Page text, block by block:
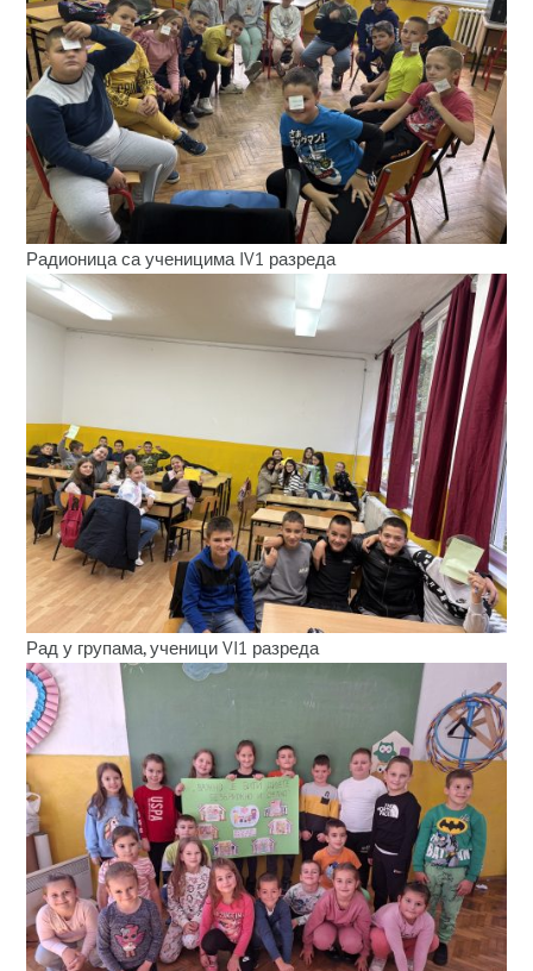
Радионица са ученицима IV1 разреда
Рад у групама, ученици VI1 разреда